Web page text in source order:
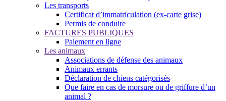
Les transports
Certificat d’immatriculation (ex-carte grise)
Permis de conduire
FACTURES PUBLIQUES
Paiement en ligne
Les animaux
Associations de défense des animaux
Animaux errants
Déclaration de chiens catégorisés
Que faire en cas de morsure ou de griffure d’un
animal ?